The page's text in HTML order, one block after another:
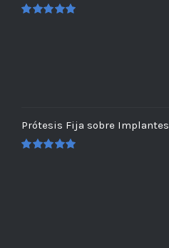
Prótesis Fija sobre Implantes